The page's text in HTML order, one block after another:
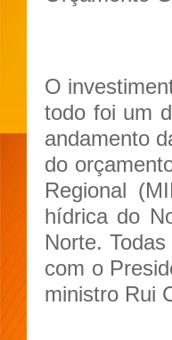
O
todo foi um
andamento
do
Regional
hídrica do
Norte.
com o
ministro Rui